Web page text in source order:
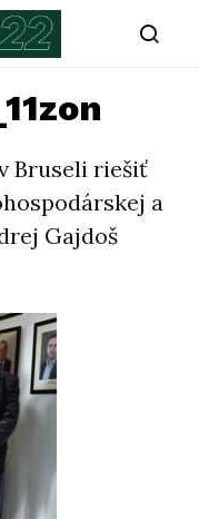
Bruseli riešiť
a
Gajdoš